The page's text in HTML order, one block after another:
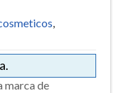
,
marca de